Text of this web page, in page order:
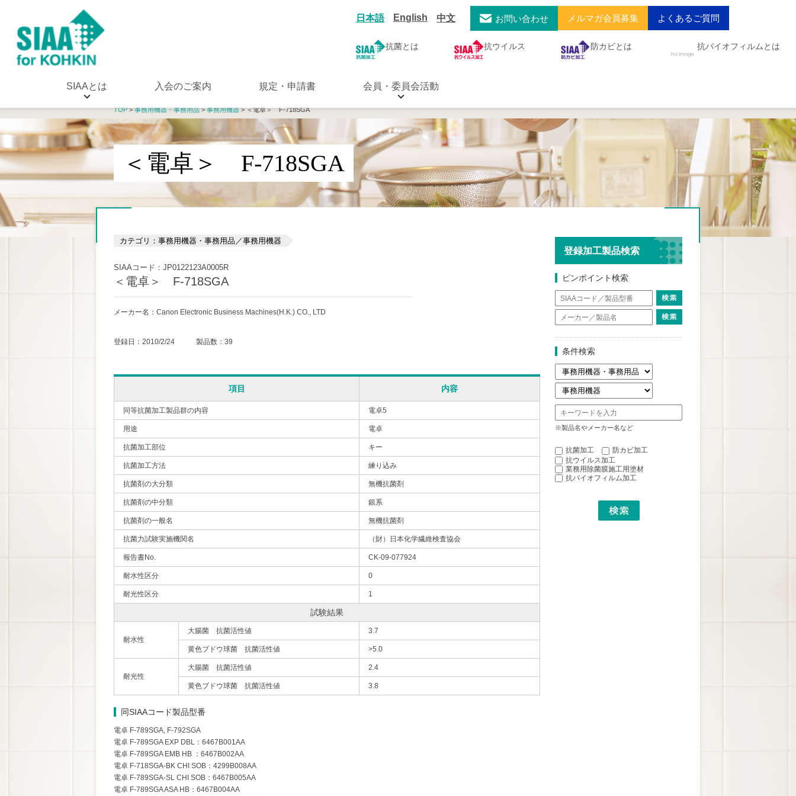
日本語 English 中文 お問い合わせ メルマガ会員募集 よくあるご質問
抗菌とは 抗ウイルス 防カビとは 抗バイオフィルムとは
SIAAとは 入会のご案内 規定・申請書 会員・委員会活動
TOP>事務用機器・事務用品>事務用機器> ＜電卓＞ F-718SGA
＜電卓＞ F-718SGA
カテゴリ：事務用機器・事務用品／事務用機器
SIAAコード：JP0122123A0005R
＜電卓＞ F-718SGA
メーカー名：Canon Electronic Business Machines(H.K.) CO., LTD
登録日：2010/2/24 製品数：39
項目 内容
同等抗菌加工製品群の内容 電卓5
用途 電卓
抗菌加工部位 キー
抗菌加工方法 練り込み
抗菌剤の大分類 無機抗菌剤
抗菌剤の中分類 銀系
抗菌剤の一般名 無機抗菌剤
抗菌力試験実施機関名 （財）日本化学繊維検査協会
報告書No. CK-09-077924
耐水性区分 0
耐光性区分 1
試験結果
耐水性
大腸菌 抗菌活性値 3.7
黄色ブドウ球菌 抗菌活性値 >5.0
耐光性
大腸菌 抗菌活性値 2.4
黄色ブドウ球菌 抗菌活性値 3.8
同SIAAコード製品型番
電卓 F-789SGA, F-792SGA
電卓 F-789SGA EXP DBL：6467B001AA
電卓 F-789SGA EMB HB ：6467B002AA
電卓 F-718SGA-BK CHI SOB：4299B008AA
電卓 F-789SGA-SL CHI SOB：6467B005AA
電卓 F-789SGA ASA HB：6467B004AA
登録加工製品検索
ピンポイント検索
条件検索
※製品名やメーカー名など
抗菌加工
防カビ加工
抗ウイルス加工
業務用除菌膜施工用塗材
抗バイオフィルム加工